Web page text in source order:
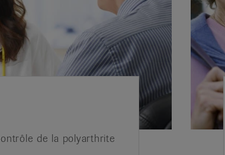
de la polyarthrite